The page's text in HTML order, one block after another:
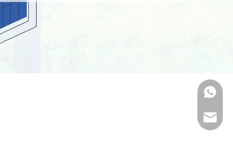
Whatsapp
Email